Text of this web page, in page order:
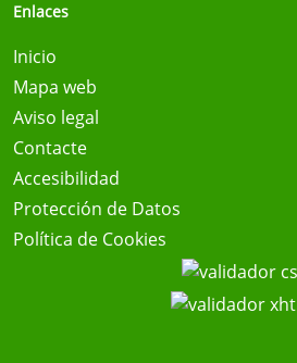
Enlaces
Inicio
Mapa web
Aviso legal
Contacte
Accesibilidad
Protección de Datos
Política de Cookies